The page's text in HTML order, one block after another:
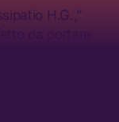
H.G.,”